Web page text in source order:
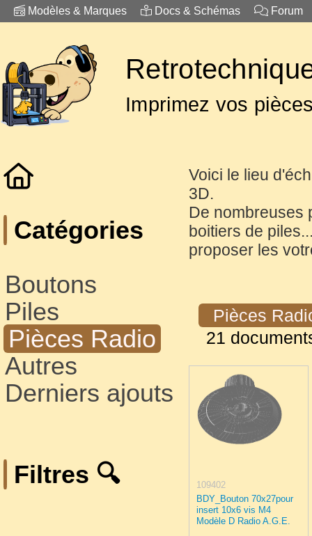
Modèles & Marques Docs & Schémas Forum
Imprimez vos
Catégories
Boutons
Piles
Pièces Radio
Autres
Derniers ajouts
Filtres 🔍
Voici le lieu
3D.
De nombreuses
boitiers de
proposer les
Pièces
21
109402
BDY_Bouton 70x27pour
insert 10x6 vis M4
Modèle D Radio A.G.E.